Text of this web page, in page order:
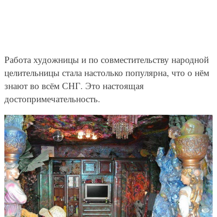
Работа художницы и по совместительству народной
целительницы стала настолько популярна, что о нём
знают во всём СНГ. Это настоящая
достопримечательность.